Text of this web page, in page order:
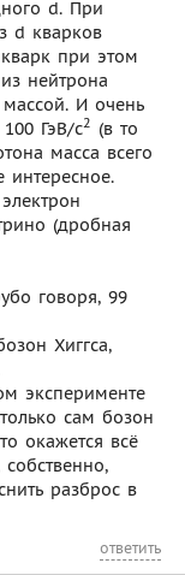
d. При
d кварков
при этом
нейтрона
И очень
ГэВ/с2
(в то
масса всего
интересное.
(дробная
говоря, 99
Хиггса,
эксперименте
сам бозон
окажется всё
собственно,
разброс в
ответить